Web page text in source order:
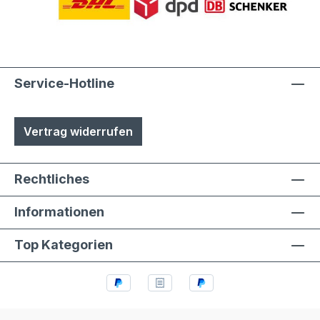
phosphatiert, Aluminiumteile chromfrei
eloxierte Oberflächen, eine
lösungsmittelfreie Pulverlackierung (z.T.
Polyesterpulver in Fassadenqualität, dies
garantiert UV- und Wetterbeständigkeit-
mindestens ca. 70 µm
Service-Hotline
Vertrag widerrufen
Rechtliches
Informationen
Top Kategorien